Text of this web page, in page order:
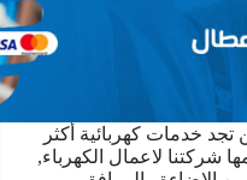
خدمات كهربائية أكثر
شركتنا لاعمال الكهرباء,